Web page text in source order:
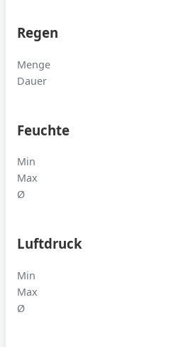
Regen
Menge
Dauer
Feuchte
Min
Max
Ø
Luftdruck
Min
Max
Ø